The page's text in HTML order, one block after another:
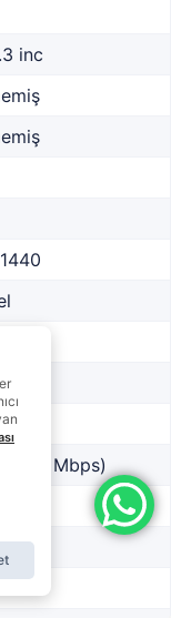
inc
Mbps)